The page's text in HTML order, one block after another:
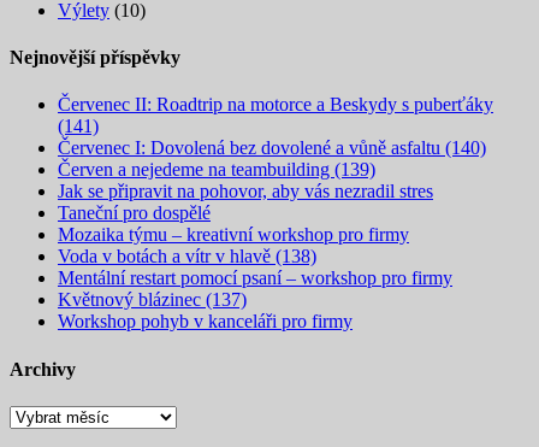
Výlety (10)
Nejnovější příspěvky
Červenec II: Roadtrip na motorce a Beskydy s puberťáky
(141)
Červenec I: Dovolená bez dovolené a vůně asfaltu (140)
Červen a nejedeme na teambuilding (139)
Jak se připravit na pohovor, aby vás nezradil stres
Taneční pro dospělé
Mozaika týmu – kreativní workshop pro firmy
Voda v botách a vítr v hlavě (138)
Mentální restart pomocí psaní – workshop pro firmy
Květnový blázinec (137)
Workshop pohyb v kanceláři pro firmy
Archivy
Archivy